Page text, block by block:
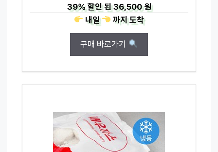
39%할인 된36,500 원
내일
까지도착
구매 바로가기